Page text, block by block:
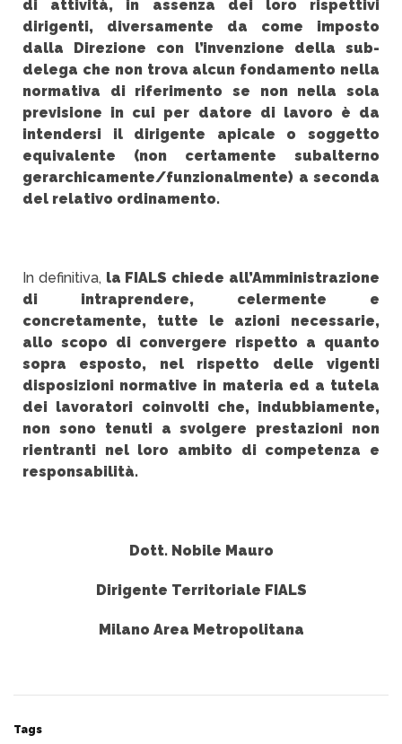
di attività, in assenza dei loro rispettivi
dirigenti, diversamente da come imposto
dalla Direzione con l’invenzione della sub-
delega che non trova alcun fondamento nella
normativa di riferimento se non nella sola
previsione in cui per datore di lavoro è da
intendersi il dirigente apicale o soggetto
equivalente (non certamente subalterno
gerarchicamente/funzionalmente) a seconda
del relativo ordinamento.
In definitiva, la FIALS chiede all’Amministrazione
di intraprendere, celermente e
concretamente, tutte le azioni necessarie,
allo scopo di convergere rispetto a quanto
sopra esposto, nel rispetto delle vigenti
disposizioni normative in materia ed a tutela
dei lavoratori coinvolti che, indubbiamente,
non sono tenuti a svolgere prestazioni non
rientranti nel loro ambito di competenza e
responsabilità.
Dott. Nobile Mauro
Dirigente Territoriale FIALS
Milano Area Metropolitana
Tags